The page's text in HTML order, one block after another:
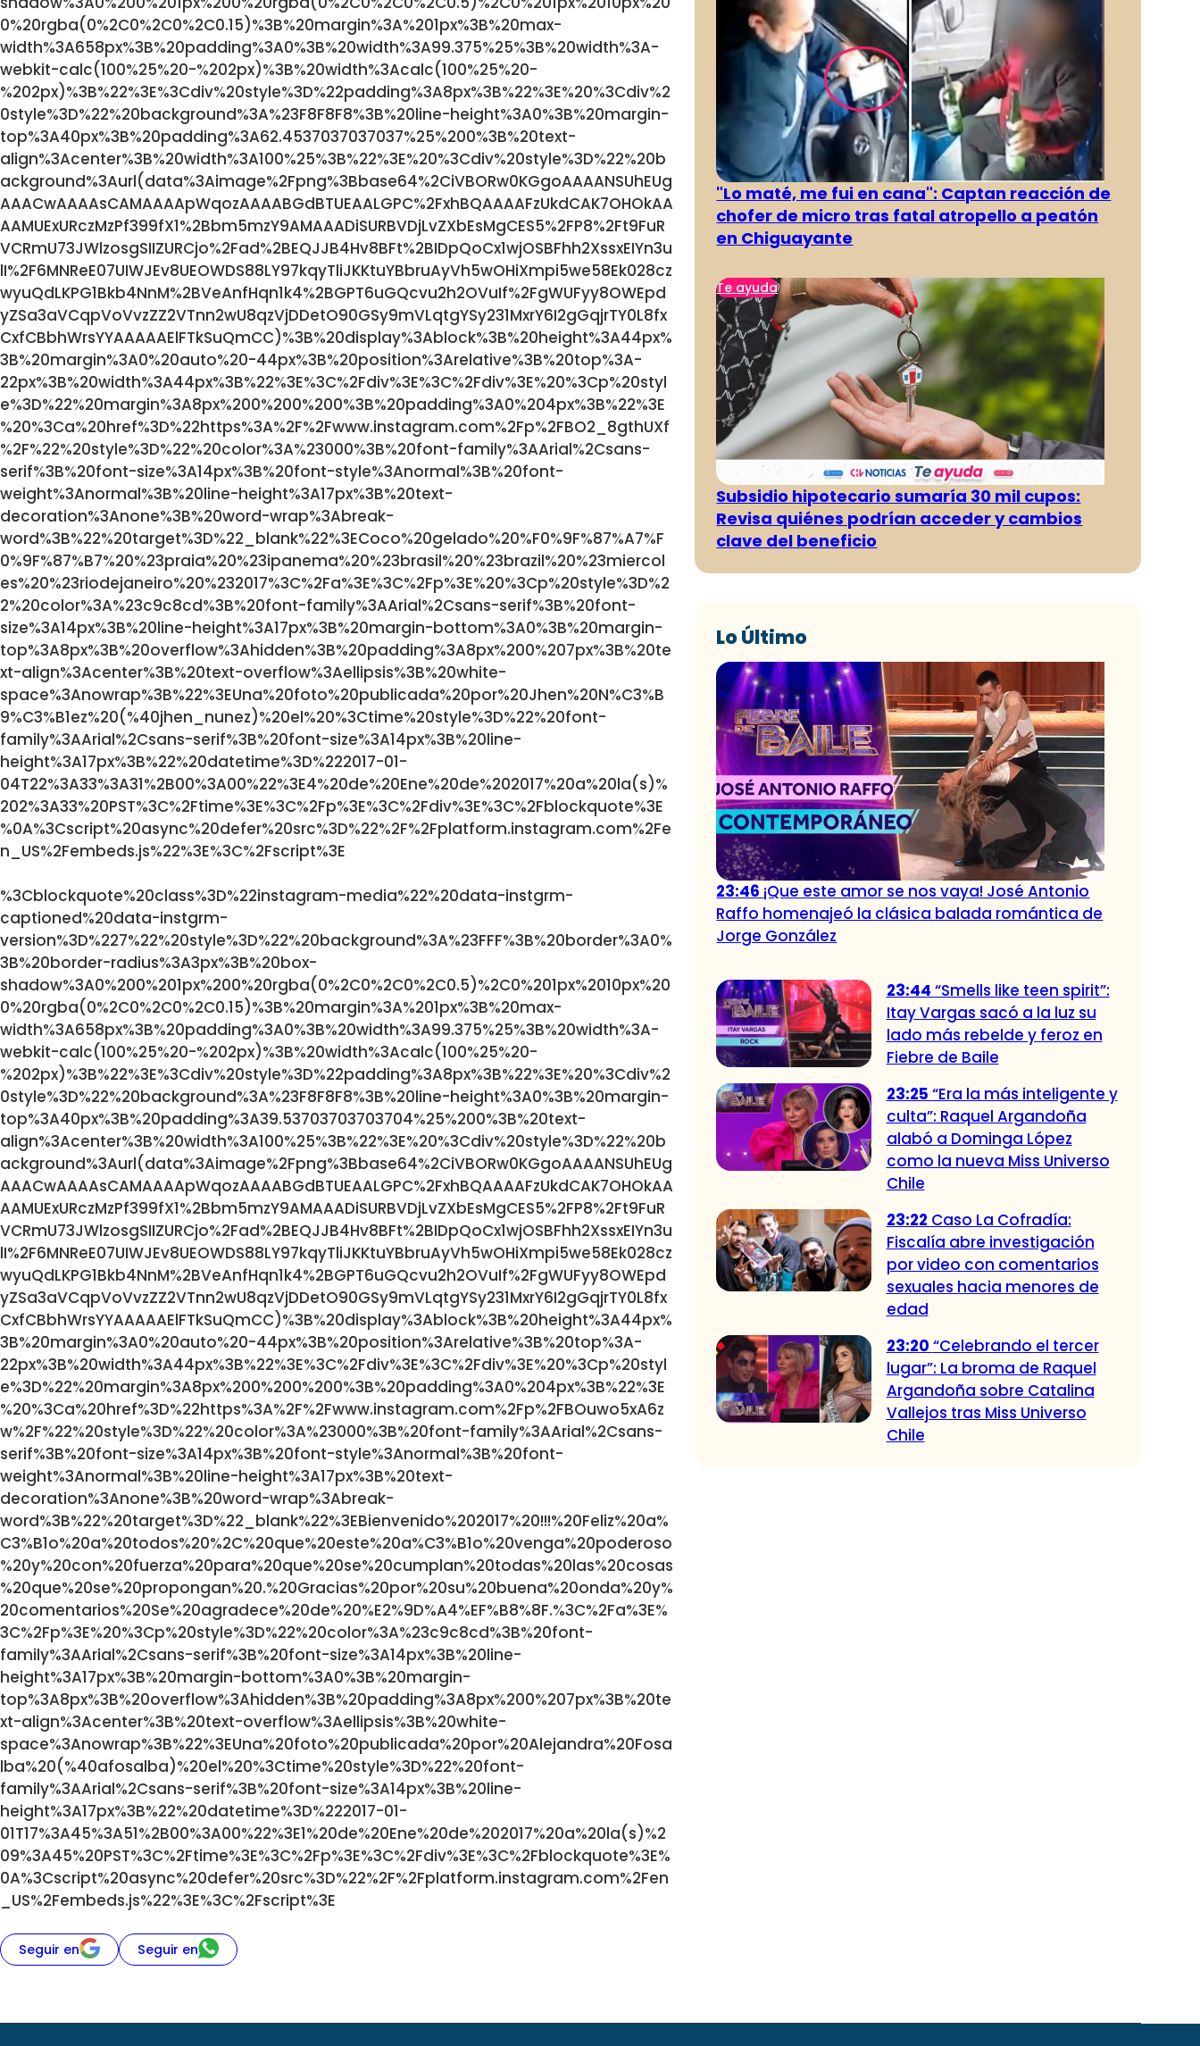
0%20rgba(0%2C0%2C0%2C0.15)%3B%20margin%3A%201px%3B%20max-
width%3A658px%3B%20padding%3A0%3B%20width%3A99.375%25%3B%20width%3A-
webkit-calc(100%25%20-%202px)%3B%20width%3Acalc(100%25%20-
%202px)%3B%22%3E%3Cdiv%20style%3D%22padding%3A8px%3B%22%3E%20%3Cdiv%2
0style%3D%22%20background%3A%23F8F8F8%3B%20line-height%3A0%3B%20margin-
top%3A40px%3B%20padding%3A62.4537037037037%25%200%3B%20text-
align%3Acenter%3B%20width%3A100%25%3B%22%3E%20%3Cdiv%20style%3D%22%20b
ackground%3Aurl(data%3Aimage%2Fpng%3Bbase64%2CiVBORw0KGgoAAAANSUhEUg
AAACwAAAAsCAMAAAApWqozAAAABGdBTUEAALGPC%2FxhBQAAAAFzUkdCAK7OHOkAA
AAMUExURczMzPf399fX1%2Bbm5mzY9AMAAADiSURBVDjLvZXbEsMgCES5%2FP8%2Ft9FuR
VCRmU73JWlzosgSIIZURCjo%2Fad%2BEQJJB4Hv8BFt%2BIDpQoCx1wjOSBFhh2XssxEIYn3u
lI%2F6MNReE07UIWJEv8UEOWDS88LY97kqyTliJKKtuYBbruAyVh5wOHiXmpi5we58Ek028cz
wyuQdLKPG1Bkb4NnM%2BVeAnfHqn1k4%2BGPT6uGQcvu2h2OVuIf%2FgWUFyy8OWEpd
yZSa3aVCqpVoVvzZZ2VTnn2wU8qzVjDDetO90GSy9mVLqtgYSy231MxrY6I2gGqjrTY0L8fx
CxfCBbhWrsYYAAAAAElFTkSuQmCC)%3B%20display%3Ablock%3B%20height%3A44px%
3B%20margin%3A0%20auto%20-44px%3B%20position%3Arelative%3B%20top%3A-
22px%3B%20width%3A44px%3B%22%3E%3C%2Fdiv%3E%3C%2Fdiv%3E%20%3Cp%20styl
e%3D%22%20margin%3A8px%200%200%200%3B%20padding%3A0%204px%3B%22%3E
%20%3Ca%20href%3D%22https%3A%2F%2Fwww.instagram.com%2Fp%2FBO2_8gthUXf
%2F%22%20style%3D%22%20color%3A%23000%3B%20font-family%3AArial%2Csans-
serif%3B%20font-size%3A14px%3B%20font-style%3Anormal%3B%20font-
weight%3Anormal%3B%20line-height%3A17px%3B%20text-
decoration%3Anone%3B%20word-wrap%3Abreak-
word%3B%22%20target%3D%22_blank%22%3ECoco%20gelado%20%F0%9F%87%A7%F
0%9F%87%B7%20%23praia%20%23ipanema%20%23brasil%20%23brazil%20%23miercol
es%20%23riodejaneiro%20%232017%3C%2Fa%3E%3C%2Fp%3E%20%3Cp%20style%3D%2
2%20color%3A%23c9c8cd%3B%20font-family%3AArial%2Csans-serif%3B%20font-
size%3A14px%3B%20line-height%3A17px%3B%20margin-bottom%3A0%3B%20margin-
top%3A8px%3B%20overflow%3Ahidden%3B%20padding%3A8px%200%207px%3B%20te
xt-align%3Acenter%3B%20text-overflow%3Aellipsis%3B%20white-
space%3Anowrap%3B%22%3EUna%20foto%20publicada%20por%20Jhen%20N%C3%B
9%C3%B1ez%20(%40jhen_nunez)%20el%20%3Ctime%20style%3D%22%20font-
family%3AArial%2Csans-serif%3B%20font-size%3A14px%3B%20line-
height%3A17px%3B%22%20datetime%3D%222017-01-
04T22%3A33%3A31%2B00%3A00%22%3E4%20de%20Ene%20de%202017%20a%20la(s)%
202%3A33%20PST%3C%2Ftime%3E%3C%2Fp%3E%3C%2Fdiv%3E%3C%2Fblockquote%3E
%0A%3Cscript%20async%20defer%20src%3D%22%2F%2Fplatform.instagram.com%2Fe
n_US%2Fembeds.js%22%3E%3C%2Fscript%3E
%3Cblockquote%20class%3D%22instagram-media%22%20data-instgrm-
captioned%20data-instgrm-
version%3D%227%22%20style%3D%22%20background%3A%23FFF%3B%20border%3A0%
3B%20border-radius%3A3px%3B%20box-
shadow%3A0%200%201px%200%20rgba(0%2C0%2C0%2C0.5)%2C0%201px%2010px%20
0%20rgba(0%2C0%2C0%2C0.15)%3B%20margin%3A%201px%3B%20max-
width%3A658px%3B%20padding%3A0%3B%20width%3A99.375%25%3B%20width%3A-
webkit-calc(100%25%20-%202px)%3B%20width%3Acalc(100%25%20-
%202px)%3B%22%3E%3Cdiv%20style%3D%22padding%3A8px%3B%22%3E%20%3Cdiv%2
0style%3D%22%20background%3A%23F8F8F8%3B%20line-height%3A0%3B%20margin-
top%3A40px%3B%20padding%3A39.53703703703704%25%200%3B%20text-
align%3Acenter%3B%20width%3A100%25%3B%22%3E%20%3Cdiv%20style%3D%22%20b
ackground%3Aurl(data%3Aimage%2Fpng%3Bbase64%2CiVBORw0KGgoAAAANSUhEUg
AAACwAAAAsCAMAAAApWqozAAAABGdBTUEAALGPC%2FxhBQAAAAFzUkdCAK7OHOkAA
AAMUExURczMzPf399fX1%2Bbm5mzY9AMAAADiSURBVDjLvZXbEsMgCES5%2FP8%2Ft9FuR
VCRmU73JWlzosgSIIZURCjo%2Fad%2BEQJJB4Hv8BFt%2BIDpQoCx1wjOSBFhh2XssxEIYn3u
lI%2F6MNReE07UIWJEv8UEOWDS88LY97kqyTliJKKtuYBbruAyVh5wOHiXmpi5we58Ek028cz
wyuQdLKPG1Bkb4NnM%2BVeAnfHqn1k4%2BGPT6uGQcvu2h2OVuIf%2FgWUFyy8OWEpd
yZSa3aVCqpVoVvzZZ2VTnn2wU8qzVjDDetO90GSy9mVLqtgYSy231MxrY6I2gGqjrTY0L8fx
CxfCBbhWrsYYAAAAAElFTkSuQmCC)%3B%20display%3Ablock%3B%20height%3A44px%
3B%20margin%3A0%20auto%20-44px%3B%20position%3Arelative%3B%20top%3A-
22px%3B%20width%3A44px%3B%22%3E%3C%2Fdiv%3E%3C%2Fdiv%3E%20%3Cp%20styl
e%3D%22%20margin%3A8px%200%200%200%3B%20padding%3A0%204px%3B%22%3E
%20%3Ca%20href%3D%22https%3A%2F%2Fwww.instagram.com%2Fp%2FBOuwo5xA6z
w%2F%22%20style%3D%22%20color%3A%23000%3B%20font-family%3AArial%2Csans-
serif%3B%20font-size%3A14px%3B%20font-style%3Anormal%3B%20font-
weight%3Anormal%3B%20line-height%3A17px%3B%20text-
decoration%3Anone%3B%20word-wrap%3Abreak-
word%3B%22%20target%3D%22_blank%22%3EBienvenido%202017%20!!!%20Feliz%20a%
C3%B1o%20a%20todos%20%2C%20que%20este%20a%C3%B1o%20venga%20poderoso
%20y%20con%20fuerza%20para%20que%20se%20cumplan%20todas%20las%20cosas
%20que%20se%20propongan%20.%20Gracias%20por%20su%20buena%20onda%20y%
20comentarios%20Se%20agradece%20de%20%E2%9D%A4%EF%B8%8F.%3C%2Fa%3E%
3C%2Fp%3E%20%3Cp%20style%3D%22%20color%3A%23c9c8cd%3B%20font-
family%3AArial%2Csans-serif%3B%20font-size%3A14px%3B%20line-
height%3A17px%3B%20margin-bottom%3A0%3B%20margin-
top%3A8px%3B%20overflow%3Ahidden%3B%20padding%3A8px%200%207px%3B%20te
xt-align%3Acenter%3B%20text-overflow%3Aellipsis%3B%20white-
space%3Anowrap%3B%22%3EUna%20foto%20publicada%20por%20Alejandra%20Fosa
lba%20(%40afosalba)%20el%20%3Ctime%20style%3D%22%20font-
family%3AArial%2Csans-serif%3B%20font-size%3A14px%3B%20line-
height%3A17px%3B%22%20datetime%3D%222017-01-
01T17%3A45%3A51%2B00%3A00%22%3E1%20de%20Ene%20de%202017%20a%20la(s)%2
09%3A45%20PST%3C%2Ftime%3E%3C%2Fp%3E%3C%2Fdiv%3E%3C%2Fblockquote%3E%
0A%3Cscript%20async%20defer%20src%3D%22%2F%2Fplatform.instagram.com%2Fen
_US%2Fembeds.js%22%3E%3C%2Fscript%3E
Seguir en Seguir en
"Lo maté, me fui en cana": Captan reacción de
chofer de micro tras fatal atropello a peatón
en Chiguayante
Te ayuda
Subsidio hipotecario sumaría 30 mil cupos:
Revisa quiénes podrían acceder y cambios
clave del beneficio
Lo Último
23:46 ¡Que este amor se nos vaya! José Antonio
Raffo homenajeó la clásica balada romántica de
Jorge González
23:44 “Smells like teen spirit”:
Itay Vargas sacó a la luz su
lado más rebelde y feroz en
Fiebre de Baile
23:25 “Era la más inteligente y
culta”: Raquel Argandoña
alabó a Dominga López
como la nueva Miss Universo
Chile
23:22 Caso La Cofradía:
Fiscalía abre investigación
por video con comentarios
sexuales hacia menores de
edad
23:20 “Celebrando el tercer
lugar”: La broma de Raquel
Argandoña sobre Catalina
Vallejos tras Miss Universo
Chile